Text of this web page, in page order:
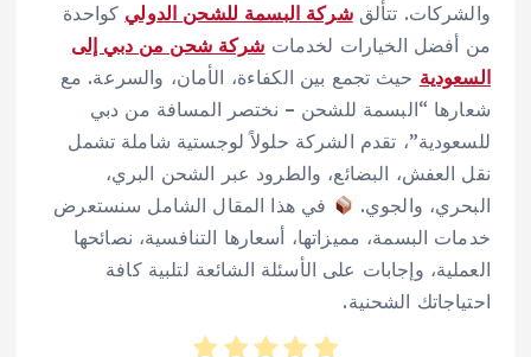
والشركات. تتألقشركة البسمة للشحن الدولي كواحدة
من أفضل الخيارات لخدمات شركة شحن من دبي إلى
السعودية حيث تجمع بين الكفاءة، الأمان، والسرعة. مع
شعارها “البسمة للشحن – نختصر المسافة من دبي
للسعودية”، تقدم الشركة حلولاً لوجستية شاملة تشمل
نقل العفش، البضائع، والطرود عبر الشحن البري،
البحري، والجوي.
في هذا المقال الشامل سنستعرض
خدمات البسمة، مميزاتها، أسعارها التنافسية، نصائحها
العملية، وإجابات على الأسئلة الشائعة لتلبية كافة
احتياجاتك الشحنية.